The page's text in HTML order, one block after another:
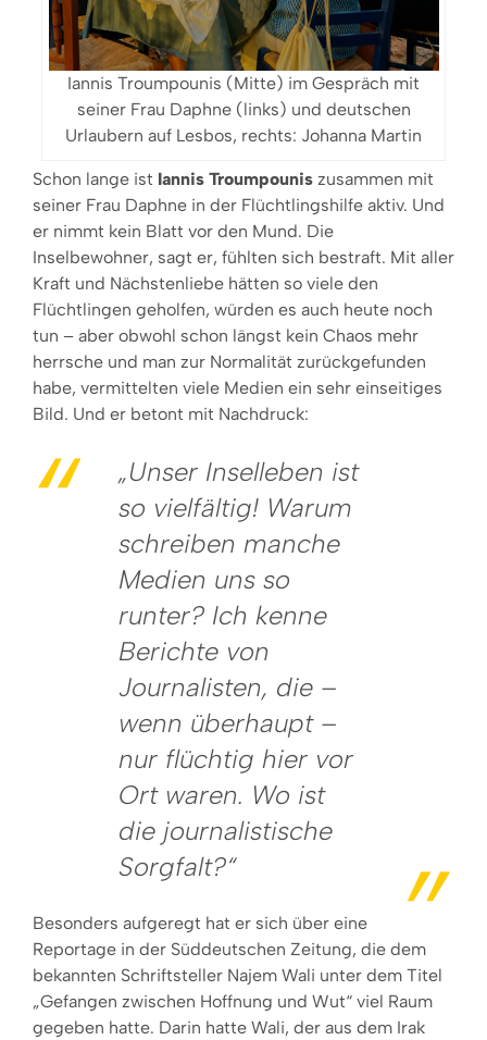
Iannis Troumpounis (Mitte) im Gespräch mit
seiner Frau Daphne (links) und deutschen
Urlaubern auf Lesbos, rechts: Johanna Martin
Schon lange ist Iannis Troumpounis zusammen mit
seiner Frau Daphne in der Flüchtlingshilfe aktiv. Und
er nimmt kein Blatt vor den Mund. Die
Inselbewohner, sagt er, fühlten sich bestraft. Mit aller
Kraft und Nächstenliebe hätten so viele den
Flüchtlingen geholfen, würden es auch heute noch
tun – aber obwohl schon längst kein Chaos mehr
herrsche und man zur Normalität zurückgefunden
habe, vermittelten viele Medien ein sehr einseitiges
Bild. Und er betont mit Nachdruck:
„Unser Inselleben ist
so vielfältig! Warum
schreiben manche
Medien uns so
runter? Ich kenne
Berichte von
Journalisten, die –
wenn überhaupt –
nur flüchtig hier vor
Ort waren. Wo ist
die journalistische
Sorgfalt?“
Besonders aufgeregt hat er sich über eine
Reportage in der Süddeutschen Zeitung, die dem
bekannten Schriftsteller Najem Wali unter dem Titel
„Gefangen zwischen Hoffnung und Wut“ viel Raum
gegeben hatte. Darin hatte Wali, der aus dem Irak